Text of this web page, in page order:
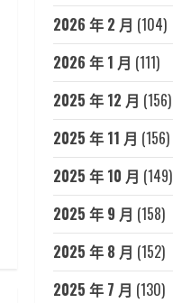
2026 年 2 月 (104)
2026 年 1 月 (111)
2025 年 12 月 (156)
2025 年 11 月 (156)
2025 年 10 月 (149)
2025 年 9 月 (158)
2025 年 8 月 (152)
2025 年 7 月 (130)